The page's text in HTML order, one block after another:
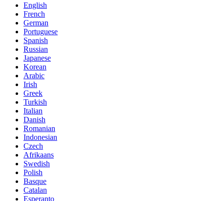
English
French
German
Portuguese
Spanish
Russian
Japanese
Korean
Arabic
Irish
Greek
Turkish
Italian
Danish
Romanian
Indonesian
Czech
Afrikaans
Swedish
Polish
Basque
Catalan
Esperanto